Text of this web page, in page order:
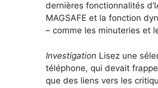
dernières fonctionnalités
MAGSAFE et la fonction
– comme les minuteries et
Investigation Lisez une
téléphone, qui devait
que des liens vers les